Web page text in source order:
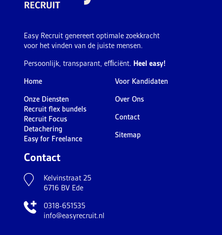
Easy Recruit genereert optimale zoekkracht
voor het vinden van de juiste mensen.
Persoonlijk, transparant, efﬁciënt. Heel easy!
Home
Onze Diensten
Recruit flex bundels
Recruit Focus
Detachering
Easy for Freelance
Voor Kandidaten
Over Ons
Contact
Sitemap
Contact
Kelvinstraat 25
6716 BV Ede
0318-651535
info@easyrecruit.nl